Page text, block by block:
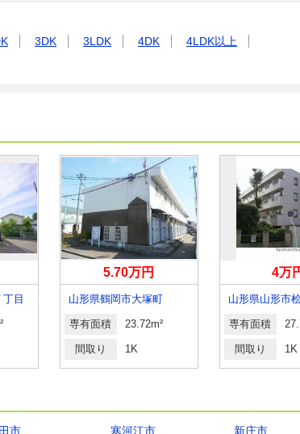
3DK 3LDK 4DK
4LDK以上
目
5.70万円
山形県鶴岡市大塚町
専有面積 23.72m²
間取り 1K
4万
山形県山形市
専有面積
間取り 1K
市 寒河江市
新庄市